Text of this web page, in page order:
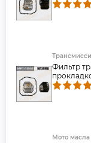
Фильтр
Мото масла